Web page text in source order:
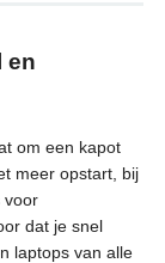
en
om een kapot
meer opstart, bij
voor
dat je snel
laptops van alle